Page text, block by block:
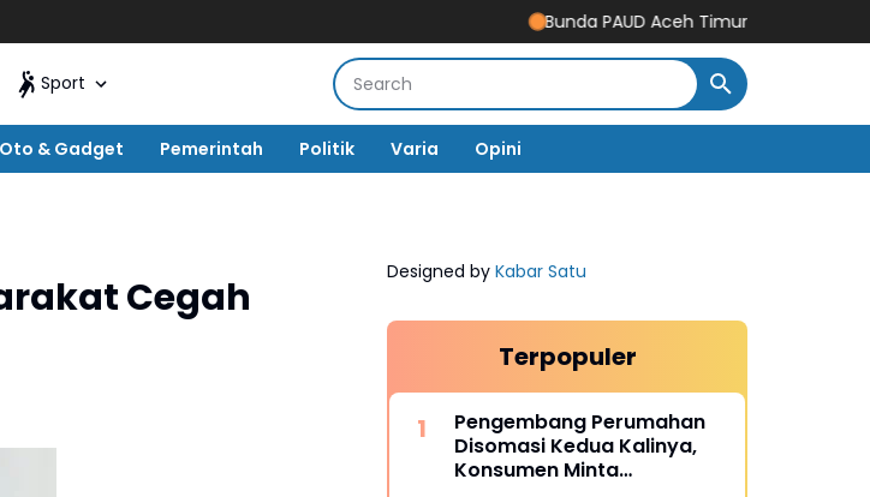
Bunda PAUD Aceh Timur Resmikan Gedung
Sport
Oto & Gadget Pemerintah Politik Varia Opini
Cegah
Designed by Kabar Satu
Terpopuler
Pengembang Perumahan
Disomasi Kedua Kalinya,
Konsumen Minta